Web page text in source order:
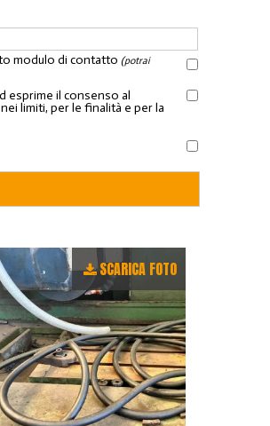
modulo di contatto (potrai
esprime il consenso al
limiti, per le finalità e per la
SCARICA FOTO